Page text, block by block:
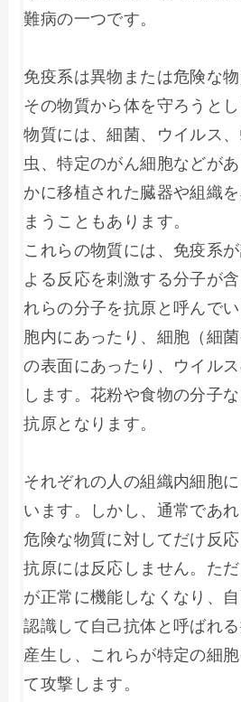
難病の一つです。
免疫系は異物または危険な物
その物質から体を守ろうと
物質には、細菌、ウイルス
虫、特定のがん細胞などが
かに移植された臓器や組織
まうこともあります。
これらの物質には、免疫系
よる反応を刺激する分子が
れらの分子を抗原と呼んで
胞内にあったり、細胞（細菌
の表面にあったり、ウイル
します。花粉や食物の分子
抗原となります。
それぞれの人の組織内細胞
います。しかし、通常であ
危険な物質に対してだけ反
抗原には反応しません。た
が正常に機能しなくなり、
認識して自己抗体と呼ばれ
産生し、これらが特定の細
て攻撃します。